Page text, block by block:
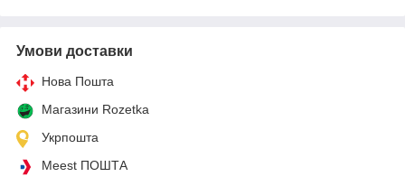
Умови доставки
Нова Пошта
Магазини Rozetka
Укрпошта
Meest ПОШТА